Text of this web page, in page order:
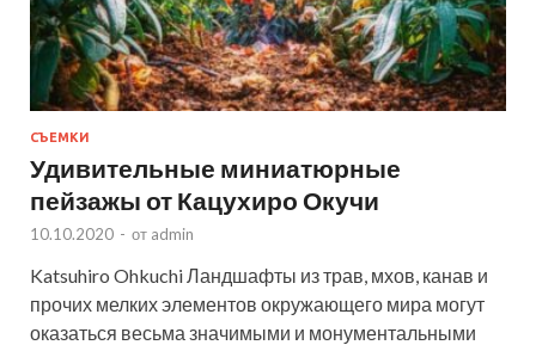
СЪЕМКИ
Удивительные миниатюрные
пейзажы от Кацухиро Окучи
10.10.2020 - от admin
Katsuhiro Ohkuchi Ландшафты из трав, мхов, канав и
прочих мелких элементов окружающего мира могут
оказаться весьма значимыми и монументальными